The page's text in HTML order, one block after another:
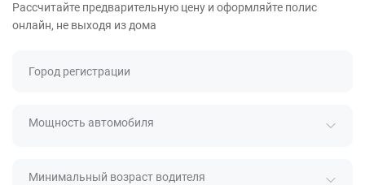
Рассчитайте предварительную цену и оформляйте полис
онлайн, не выходя из дома
Город регистрации
Мощность автомобиля
Минимальный возраст водителя